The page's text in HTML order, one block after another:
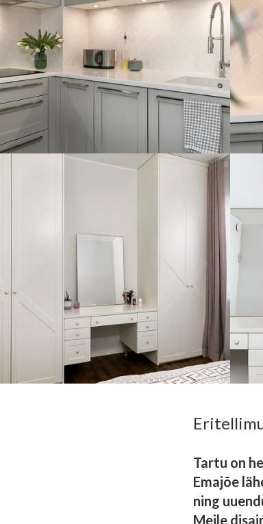
Tartu on
Emajõe
ning
Meile